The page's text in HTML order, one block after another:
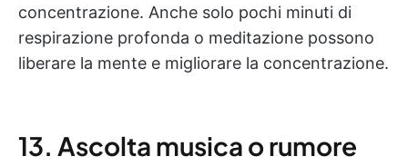
concentrazione. Anche solo pochi minuti di
respirazione profonda o meditazione possono
liberare la mente e migliorare la concentrazione.
13. Ascolta musica o rumore